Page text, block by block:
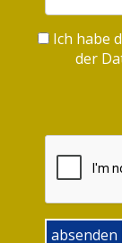
Ich habe
der
absenden